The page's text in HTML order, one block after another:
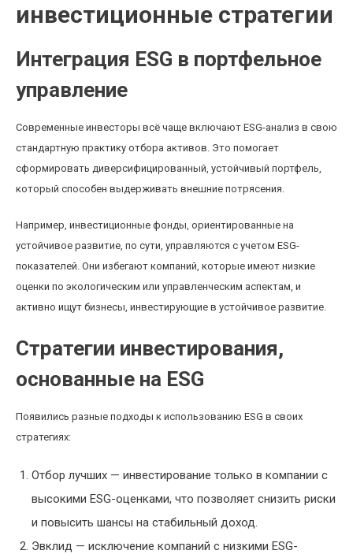
инвестиционные стратегии
Интеграция ESG в портфельное
управление
Современные инвесторы всё чаще включают ESG-анализ в свою
стандартную практику отбора активов. Это помогает
сформировать диверсифицированный, устойчивый портфель,
который способен выдерживать внешние потрясения.
Например, инвестиционные фонды, ориентированные на
устойчивое развитие, по сути, управляются с учетом ESG-
показателей. Они избегают компаний, которые имеют низкие
оценки по экологическим или управленческим аспектам, и
активно ищут бизнесы, инвестирующие в устойчивое развитие.
Стратегии инвестирования,
основанные на ESG
Появились разные подходы к использованию ESG в своих
стратегиях:
Отбор лучших — инвестирование только в компании с
высокими ESG-оценками, что позволяет снизить риски
и повысить шансы на стабильный доход.
Эвклид — исключение компаний с низкими ESG-